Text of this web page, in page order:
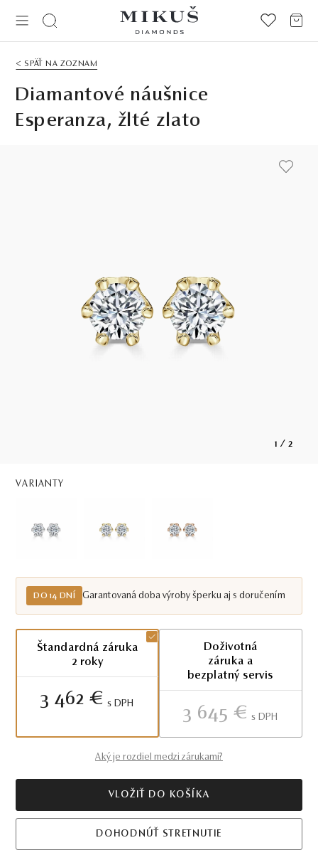
< SPÄŤ NA ZOZNAM
Diamantové náušnice
Esperanza, žlté zlato
1 / 2
VARIANTY
DO 14 DNÍ Garantovaná doba výroby šperku aj s doručením
Štandardná záruka
2 roky
3 462 € S DPH
Doživotná
záruka a
bezplatný servis
3 645 € S DPH
Aký je rozdiel medzi zárukami?
VLOŽIŤ DO KOŠÍKA
DOHODNÚŤ STRETNUTIE